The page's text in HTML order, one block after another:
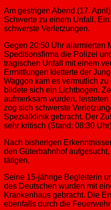
Am gestrigen Abend (17.
Schwerte zu einem Unfall.
schwerste Verletzungen.
Gegen 20:50 Uhr alarmierten
Speditionsfirma die Polizei
tragischen Unfall mit einem
Ermittlungen kletterte der
Waggon kam es vermutlich
bildete sich ein Lichtbogen.
aufmerksam wurden,
zog sich schwerste
Spezialklinik gebracht. Der
sehr kritisch (Stand: 08:30
Nach bisherigen
den Güterbahnhof
tätigen.
Seine 15-jährige Begleiterin
des Deutschen wurden mit
Krankenhaus gebracht. Die
ebenfalls durch die